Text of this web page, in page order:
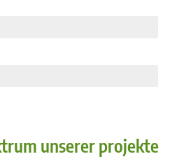
unserer projekte